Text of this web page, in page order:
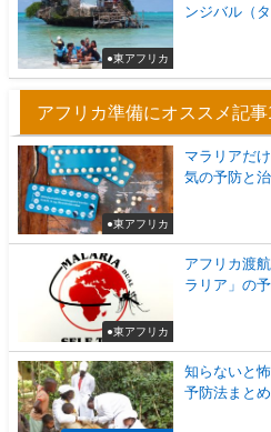
●東アフリカ
ンジバル（
アフリカ準備にオススメ記事
●東アフリカ
マラリアだ
気の予防と
●東アフリカ
アフリカ渡
ラリア」の
知らないと
予防法まとめ